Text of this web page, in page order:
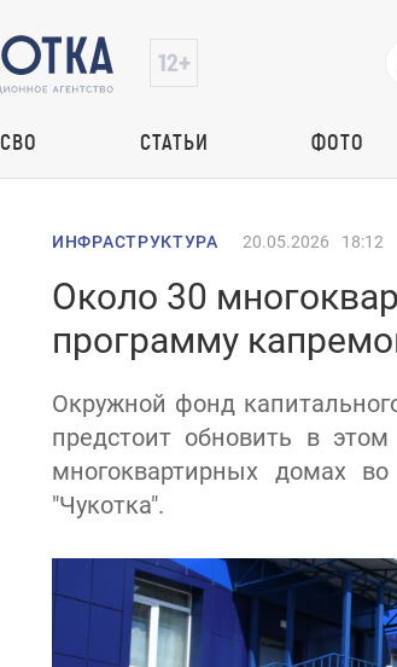
СВО СТАТЬИ ФОТО
ИНФРАСТРУКТУРА 20.05.2026 18:12
Около 30
программу
Окружной фонд
предстоит обновить в
многоквартирных домах
"Чукотка".